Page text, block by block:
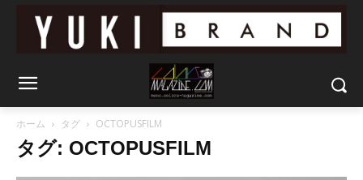
ホーム タグ OCTOPUSFILM
タグ: OCTOPUSFILM